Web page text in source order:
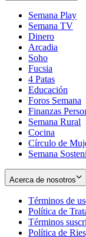
Semana Play
Semana TV
Dinero
Arcadia
Soho
in
new
window
Fucsia
in
new
window
4 Patas
Educación
Foros Semana
Finanzas
Semana Rural
Cocina
Círculo de
Semana
Acerca de nosotros
Términos de
Política de
Términos
Política de